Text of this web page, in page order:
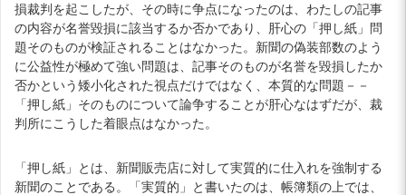
損裁判を起こしたが、その時に争点になったのは、わたしの記事
の内容が名誉毀損に該当するか否かであり、肝心の「押し紙」問
題そのものが検証されることはなかった。新聞の偽装部数のよう
に公益性が極めて強い問題は、記事そのものが名誉を毀損したか
否かという矮小化された視点だけではなく、本質的な問題－－
「押し紙」そのものについて論争することが肝心なはずだが、裁
判所にこうした着眼点はなかった。
「押し紙」とは、新聞販売店に対して実質的に仕入れを強制する
新聞のことである。「実質的」と書いたのは、帳簿類の上では、